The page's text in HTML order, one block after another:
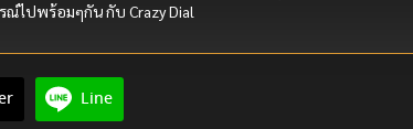
ณ์ไปพร้อมๆกัน กับ Crazy Dial
Line